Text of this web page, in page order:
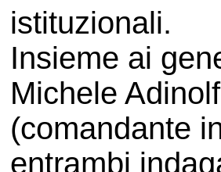
istituzionali.
Insieme ai
Michele
(comandante
entrambi